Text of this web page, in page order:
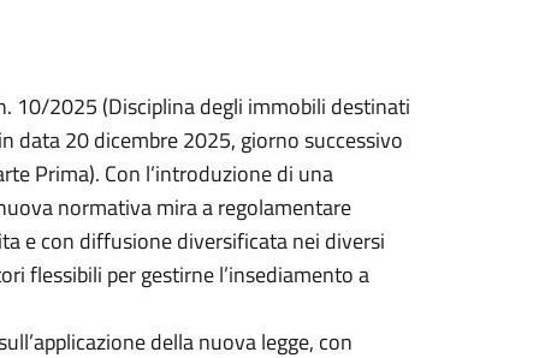
10/2025 (Disciplina degli immobili destinati
data 20 dicembre 2025, giorno successivo
Prima). Con l’introduzione di una
normativa mira a regolamentare
e con diffusione diversificata nei diversi
flessibili per gestirne l’insediamento a
della nuova legge, con